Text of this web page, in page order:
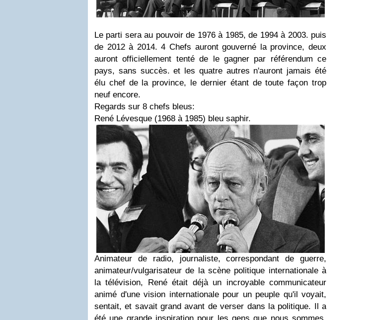
Le parti sera au pouvoir de 1976 à 1985, de 1994 à 2003. puis
de 2012 à 2014. 4 Chefs auront gouverné la province, deux
auront officiellement tenté de le gagner par référendum ce
pays, sans succès. et les quatre autres n'auront jamais été
élu chef de la province, le dernier étant de toute façon trop
neuf encore.
Regards sur 8 chefs bleus:
René Lévesque (1968 à 1985) bleu saphir.
Animateur de radio, journaliste, correspondant de guerre,
animateur/vulgarisateur de la scène politique internationale à
la télévision, René était déjà un incroyable communicateur
animé d'une vision internationale pour un peuple qu'il voyait,
sentait, et savait grand avant de verser dans la politique. Il a